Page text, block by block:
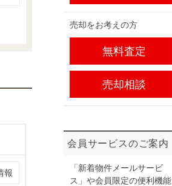
報
売却をお考えの方
無料査定
売却相談
会員サービスのご案内
「新着物件メールサービ
ス」や会員限定の便利機能